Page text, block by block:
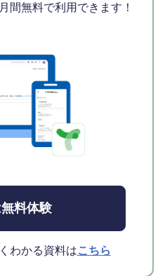
間無料で利用できます！
料体験
わかる資料はこちら